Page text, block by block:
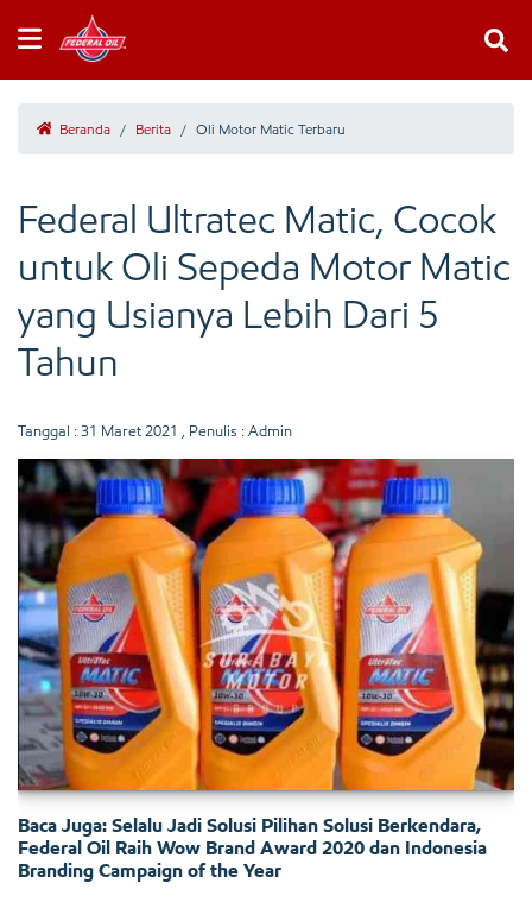
Beranda / Berita / Oli Motor Matic Terbaru
Federal Ultratec Matic, Cocok
untuk Oli Sepeda Motor Matic
yang Usianya Lebih Dari 5
Tahun
Tanggal : 31 Maret 2021 , Penulis : Admin
Baca Juga: Selalu Jadi Solusi Pilihan Solusi Berkendara,
Federal Oil Raih Wow Brand Award 2020 dan Indonesia
Branding Campaign of the Year